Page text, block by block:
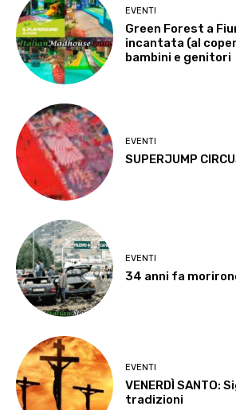
EVENTI
Green Forest a
incantata (al
bambini e genitori
EVENTI
SUPERJUMP
EVENTI
34 anni fa
EVENTI
VENERDÌ SANTO:
tradizioni